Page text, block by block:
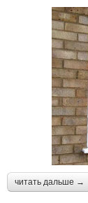
читать дальше →